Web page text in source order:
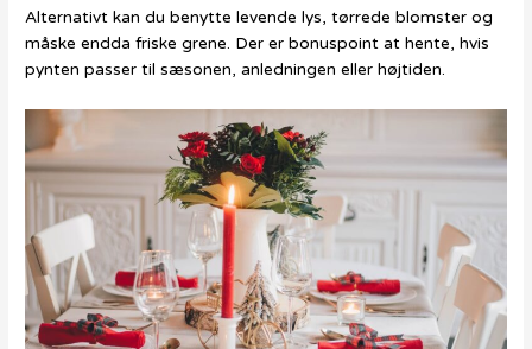
Alternativt kan du benytte levende lys, tørrede blomster og
måske endda friske grene. Der er bonuspoint at hente, hvis
pynten passer til sæsonen, anledningen eller højtiden.